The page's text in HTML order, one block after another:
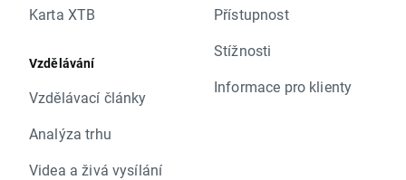
Karta XTB
Vzdělávání
Vzdělávací články
Analýza trhu
Videa a živá vysílání
Přístupnost
Stížnosti
Informace pro klienty